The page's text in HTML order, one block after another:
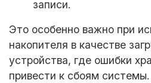
записи.
Это особенно важно при
накопителя в качестве
устройства, где ошибки
привести к сбоям системы.